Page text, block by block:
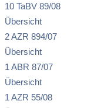
10 TaBV 89/08
Übersicht
2 AZR 894/07
Übersicht
1 ABR 87/07
Übersicht
1 AZR 55/08